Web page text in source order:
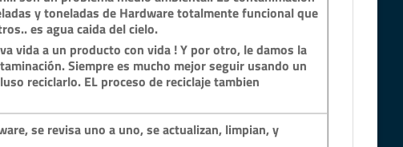
y toneladas de Hardware totalmente funcional que
es agua caida del cielo.
vida a un producto con vida ! Y por otro, le damos la
Siempre es mucho mejor seguir usando un
reciclarlo. EL proceso de reciclaje tambien
se revisa uno a uno, se actualizan, limpian, y